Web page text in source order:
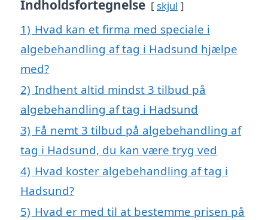
Indholdsfortegnelse skjul
1) Hvad kan et firma med speciale i
algebehandling af tag i Hadsund hjælpe
med?
2) Indhent altid mindst 3 tilbud på
algebehandling af tag i Hadsund
3) Få nemt 3 tilbud på algebehandling af
tag i Hadsund, du kan være tryg ved
4) Hvad koster algebehandling af tag i
Hadsund?
5) Hvad er med til at bestemme prisen på